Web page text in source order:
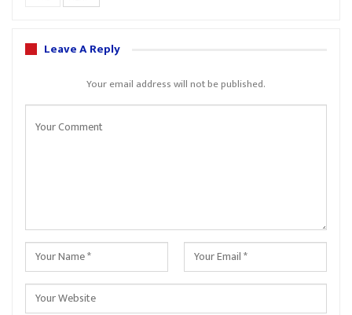
Leave A Reply
Your email address will not be published.